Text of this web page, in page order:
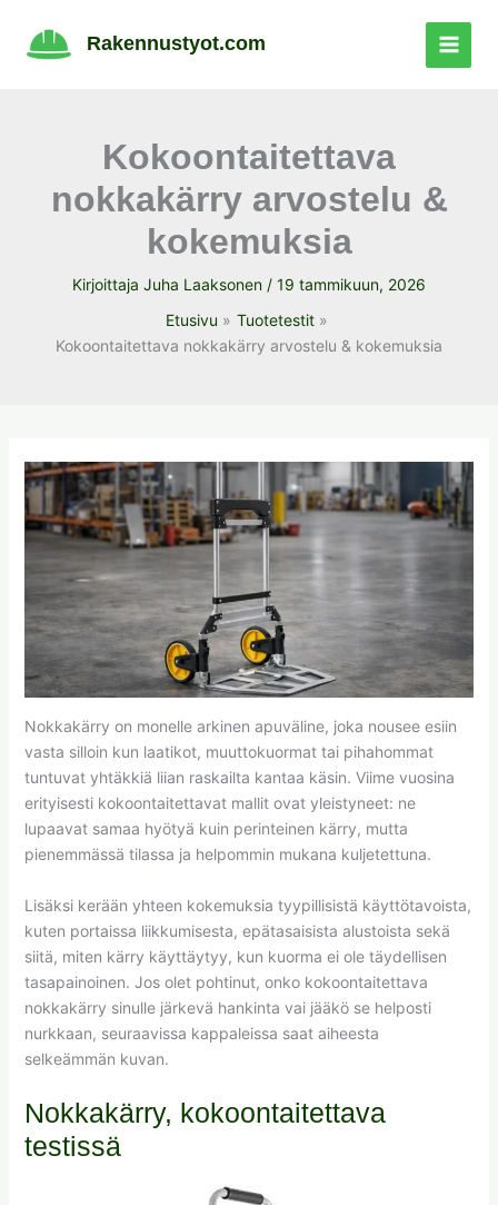
sisältöön
Rakennustyot.com
Kokoontaitettava
nokkakärry arvostelu &
kokemuksia
Kirjoittaja Juha Laaksonen / 19 tammikuun, 2026
Etusivu
Tuotetestit
Kokoontaitettava nokkakärry arvostelu & kokemuksia
Nokkakärry on monelle arkinen apuväline, joka nousee esiin
vasta silloin kun laatikot, muuttokuormat tai pihahommat
tuntuvat yhtäkkiä liian raskailta kantaa käsin. Viime vuosina
erityisesti kokoontaitettavat mallit ovat yleistyneet: ne
lupaavat samaa hyötyä kuin perinteinen kärry, mutta
pienemmässä tilassa ja helpommin mukana kuljetettuna.
Lisäksi kerään yhteen kokemuksia tyypillisistä käyttötavoista,
kuten portaissa liikkumisesta, epätasaisista alustoista sekä
siitä, miten kärry käyttäytyy, kun kuorma ei ole täydellisen
tasapainoinen. Jos olet pohtinut, onko kokoontaitettava
nokkakärry sinulle järkevä hankinta vai jääkö se helposti
nurkkaan, seuraavissa kappaleissa saat aiheesta
selkeämmän kuvan.
Nokkakärry, kokoontaitettava
testissä